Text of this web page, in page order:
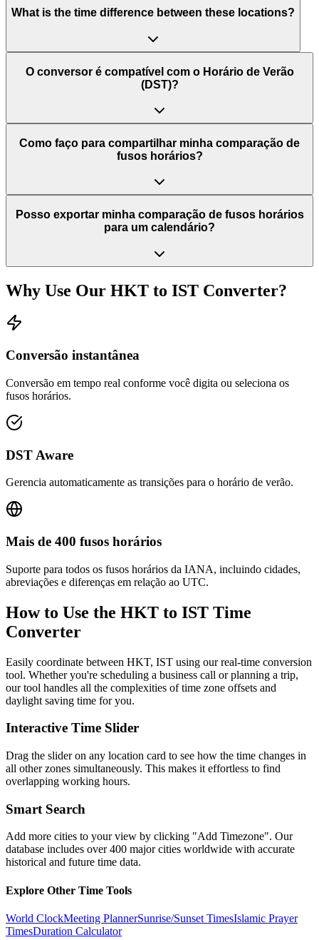
What is the time difference between these locations?
O conversor é compatível com o Horário de Verão
(DST)?
Como faço para compartilhar minha comparação de
fusos horários?
Posso exportar minha comparação de fusos horários
para um calendário?
Why Use Our HKT to IST Converter?
Conversão instantânea
Conversão em tempo real conforme você digita ou seleciona os
fusos horários.
DST Aware
Gerencia automaticamente as transições para o horário de verão.
Mais de 400 fusos horários
Suporte para todos os fusos horários da IANA, incluindo cidades,
abreviações e diferenças em relação ao UTC.
How to Use the HKT to IST Time
Converter
Easily coordinate between HKT, IST using our real-time conversion
tool. Whether you're scheduling a business call or planning a trip,
our tool handles all the complexities of time zone offsets and
daylight saving time for you.
Interactive Time Slider
Drag the slider on any location card to see how the time changes in
all other zones simultaneously. This makes it effortless to find
overlapping working hours.
Smart Search
Add more cities to your view by clicking "Add Timezone". Our
database includes over 400 major cities worldwide with accurate
historical and future time data.
Explore Other Time Tools
World ClockMeeting PlannerSunrise/Sunset TimesIslamic Prayer
TimesDuration Calculator